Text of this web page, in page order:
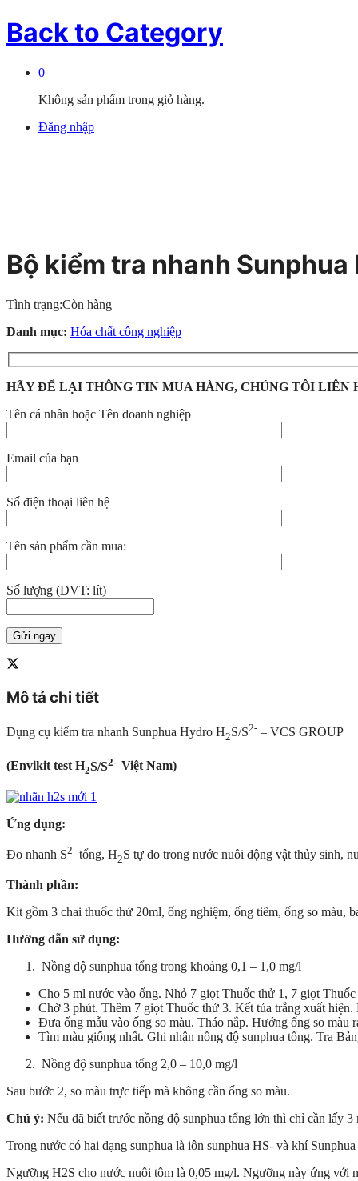
Back to Category
0
Không sản phẩm trong giỏ hàng.
Đăng nhập
Bộ kiểm tra nhanh Sunphua
Tình trạng:Còn hàng
Danh mục: Hóa chất công nghiệp
HÃY ĐỂ LẠI THÔNG TIN MUA HÀNG, CHÚNG TÔI LIÊN
Tên cá nhân hoặc Tên doanh nghiệp
Email của bạn
Số điện thoại liên hệ
Tên sản phẩm cần mua:
Số lượng (ĐVT: lít)
Mô tả chi tiết
Dụng cụ kiểm tra nhanh Sunphua Hydro H2S/S2- – VCS GROUP
(Envikit testH2S/S2- Việt Nam)
Ứng dụng:
Đo nhanh S2- tổng, H2S tự do trong nước nuôi động vật thủy sinh,
Thành phần:
Kit gồm 3 chai thuốc thử 20ml, ống nghiệm, ống tiêm, ống so màu,
Hướng dẫn sử dụng:
Nồng độ sunphua tổng trong khoảng 0,1 – 1,0 mg/l
Cho 5 ml nước vào ống. Nhỏ 7 giọt Thuốc thử 1, 7 giọt
Chờ 3 phút. Thêm 7 giọt Thuốc thử 3. Kết tủa trắng xuất hiện.
Đưa ống mẫu vào ống so màu. Tháo nắp. Hướng ống so màu
Tìm màu giống nhất. Ghi nhận nồng độ sunphua tổng. Tra
Nồng độ sunphua tổng 2,0 – 10,0 mg/l
Sau bước 2, so màu trực tiếp mà không cần ống so màu.
Chú ý: Nếu đã biết trước nồng độ sunphua tổng lớn thì chỉ cần lấy
Trong nước có hai dạng sunphua là iôn sunphua HS- và khí
Ngưỡng H2S cho nước nuôi tôm là 0,05 mg/l. Ngưỡng này ứng với